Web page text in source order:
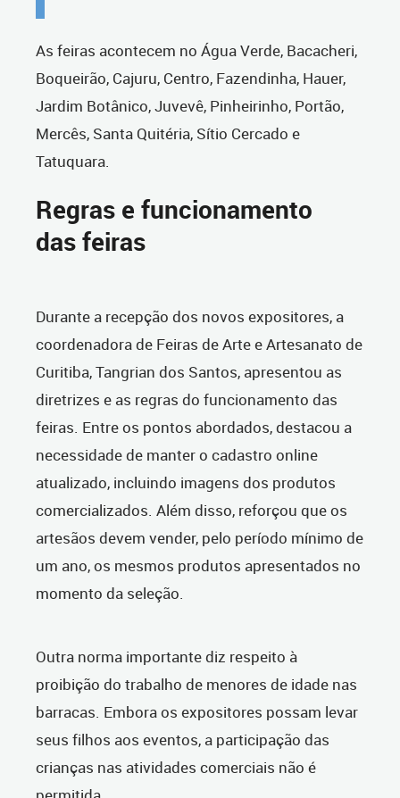
As feiras acontecem no Água Verde, Bacacheri,
Boqueirão, Cajuru, Centro, Fazendinha, Hauer,
Jardim Botânico, Juvevê, Pinheirinho, Portão,
Mercês, Santa Quitéria, Sítio Cercado e
Tatuquara.
Regras e funcionamento
das feiras
Durante a recepção dos novos expositores, a
coordenadora de Feiras de Arte e Artesanato de
Curitiba, Tangrian dos Santos, apresentou as
diretrizes e as regras do funcionamento das
feiras. Entre os pontos abordados, destacou a
necessidade de manter o cadastro online
atualizado, incluindo imagens dos produtos
comercializados. Além disso, reforçou que os
artesãos devem vender, pelo período mínimo de
um ano, os mesmos produtos apresentados no
momento da seleção.
Outra norma importante diz respeito à
proibição do trabalho de menores de idade nas
barracas. Embora os expositores possam levar
seus filhos aos eventos, a participação das
crianças nas atividades comerciais não é